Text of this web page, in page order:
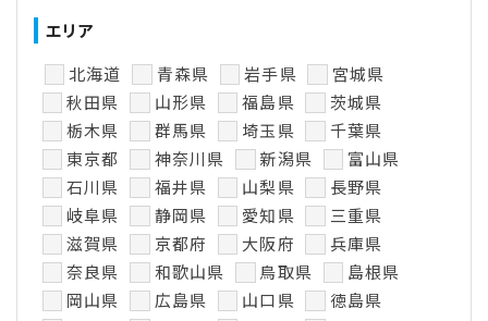
エリア
北海道
青森県 岩手県
宮城県
秋田県
山形県 福島県
茨城県
栃木県
群馬県 埼玉県
千葉県
東京都
神奈川県 新潟県
富山県
石川県
福井県 山梨県
長野県
岐阜県
静岡県 愛知県
三重県
滋賀県
京都府 大阪府
兵庫県
奈良県
和歌山県 鳥取県
島根県
岡山県
広島県 山口県
徳島県